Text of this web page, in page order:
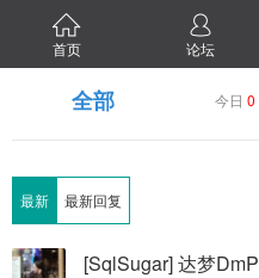
首页 论坛
全部 今日 0
最新 最新回复